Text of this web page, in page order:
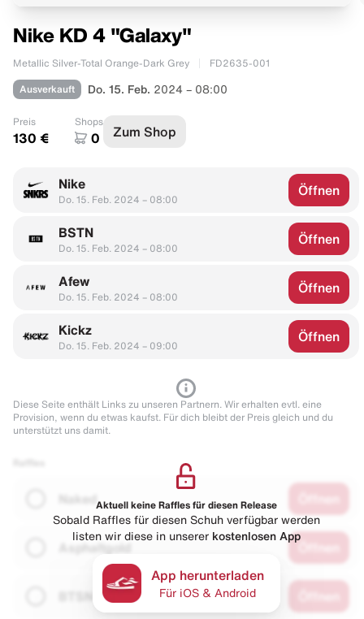
Nike KD 4 "Galaxy"
Metallic Silver-Total Orange-Dark Grey FD2635-001
Ausverkauft Do. 15. Feb. 2024 – 08:00
Preis
130 €
Shops
0 Zum Shop
Nike
Do. 15. Feb. 2024 – 08:00
Öffnen
BSTN
Do. 15. Feb. 2024 – 08:00
Öffnen
Afew
Do. 15. Feb. 2024 – 08:00
Öffnen
Kickz
Do. 15. Feb. 2024 – 09:00
Öffnen
Diese Seite enthält Links zu unseren Partnern. Wir erhalten evtl. eine
Provision, wenn du etwas kaufst. Für dich bleibt der Preis gleich und du
unterstützt uns damit.
Naked
Asphaltgold
Aktuell keine Raffles für diesen Release
Sobald Raffles für diesen Schuh verfügbar werden
listen wir diese in unserer kostenlosen App
App herunterladen
Für iOS & Android